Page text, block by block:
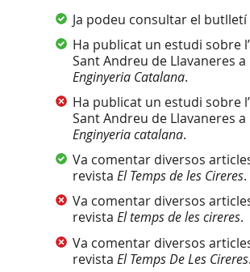
Ja podeu consultar el butlletí
Ha publicat un estudi sobre
Sant Andreu de Llavaneres
Enginyeria Catalana.
Ha publicat un estudi sobre
Sant Andreu de Llavaneres
Enginyeria catalana.
Va comentar diversos
revista El Temps de les Cireres.
Va comentar diversos
revista El temps de lescireres.
Va comentar diversos
revista El Temps De Les Cireres.